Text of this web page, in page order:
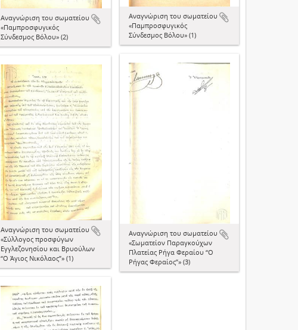
Αναγνώριση του σωματείου
«Παμπροσφυγικός
Σύνδεσμος Βόλου» (1)
Αναγνώριση του σωματείου
«Παμπροσφυγικός
Σύνδεσμος Βόλου» (2)
Αναγνώριση του σωματείου
«Σωματείον Παραγκούχων
Πλατείας Ρήγα Φεραίου “Ο
Ρήγας Φεραίος”» (3)
Αναγνώριση του σωματείου
«Σύλλογος προσφύγων
Εγγλεζονησίου και Βρυούλων
“Ο Άγιος Νικόλαος”» (1)